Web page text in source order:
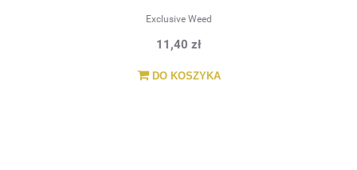
Exclusive Weed
11,40 zł
DO KOSZYKA